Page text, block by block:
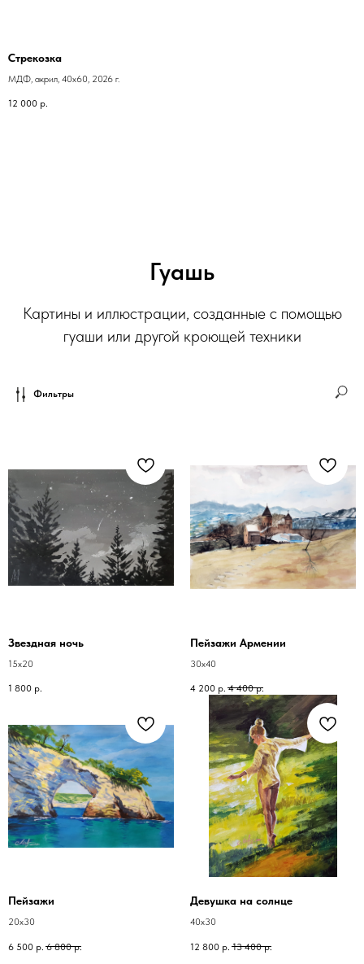
Стрекозка
МДФ, акрил, 40х60, 2026 г.
12 000 р.
Гуашь
Картины и иллюстрации, созданные с помощью
гуаши или другой кроющей техники
Фильтры
Звездная ночь
15х20
1 800 р.
Пейзажи Армении
30х40
4 200 р. 4 400 р.
Пейзажи
20х30
6 500 р. 6 800 р.
Девушка на солнце
40х30
12 800 р. 13 400 р.